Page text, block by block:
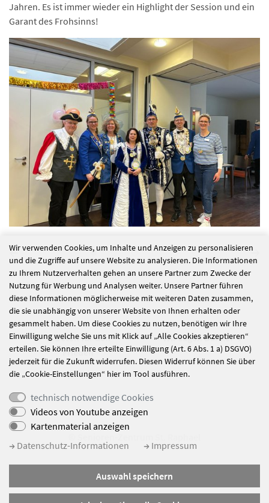
Jahren. Es ist immer wieder ein Highlight der Session und ein
Garant des Frohsinns!
alle Nachrichten
Beten für den
Frieden
Wir sagen Danke!
Datenschutz
Wir verwenden Cookies, um Inhalte und Anzeigen zu personalisieren
und die Zugriffe auf unsere Website zu analysieren. Die Informationen
zu Ihrem Nutzerverhalten gehen an unsere Partner zum Zwecke der
Nutzung für Werbung und Analysen weiter. Unsere Partner führen
diese Informationen möglicherweise mit weiteren Daten zusammen,
die sie unabhängig von unserer Website von Ihnen erhalten oder
gesammelt haben. Um diese Cookies zu nutzen, benötigen wir Ihre
Einwilligung welche Sie uns mit Klick auf „Alle Cookies akzeptieren“
erteilen. Sie können Ihre erteilte Einwilligung (Art. 6 Abs. 1 a) DSGVO)
jederzeit für die Zukunft widerrufen. Diesen Widerruf können Sie über
die „Cookie-Einstellungen“ hier im Tool ausführen.
technisch notwendige Cookies
Videos von Youtube anzeigen
Kartenmaterial anzeigen
Datenschutz-Informationen
Impressum
Auswahl speichern